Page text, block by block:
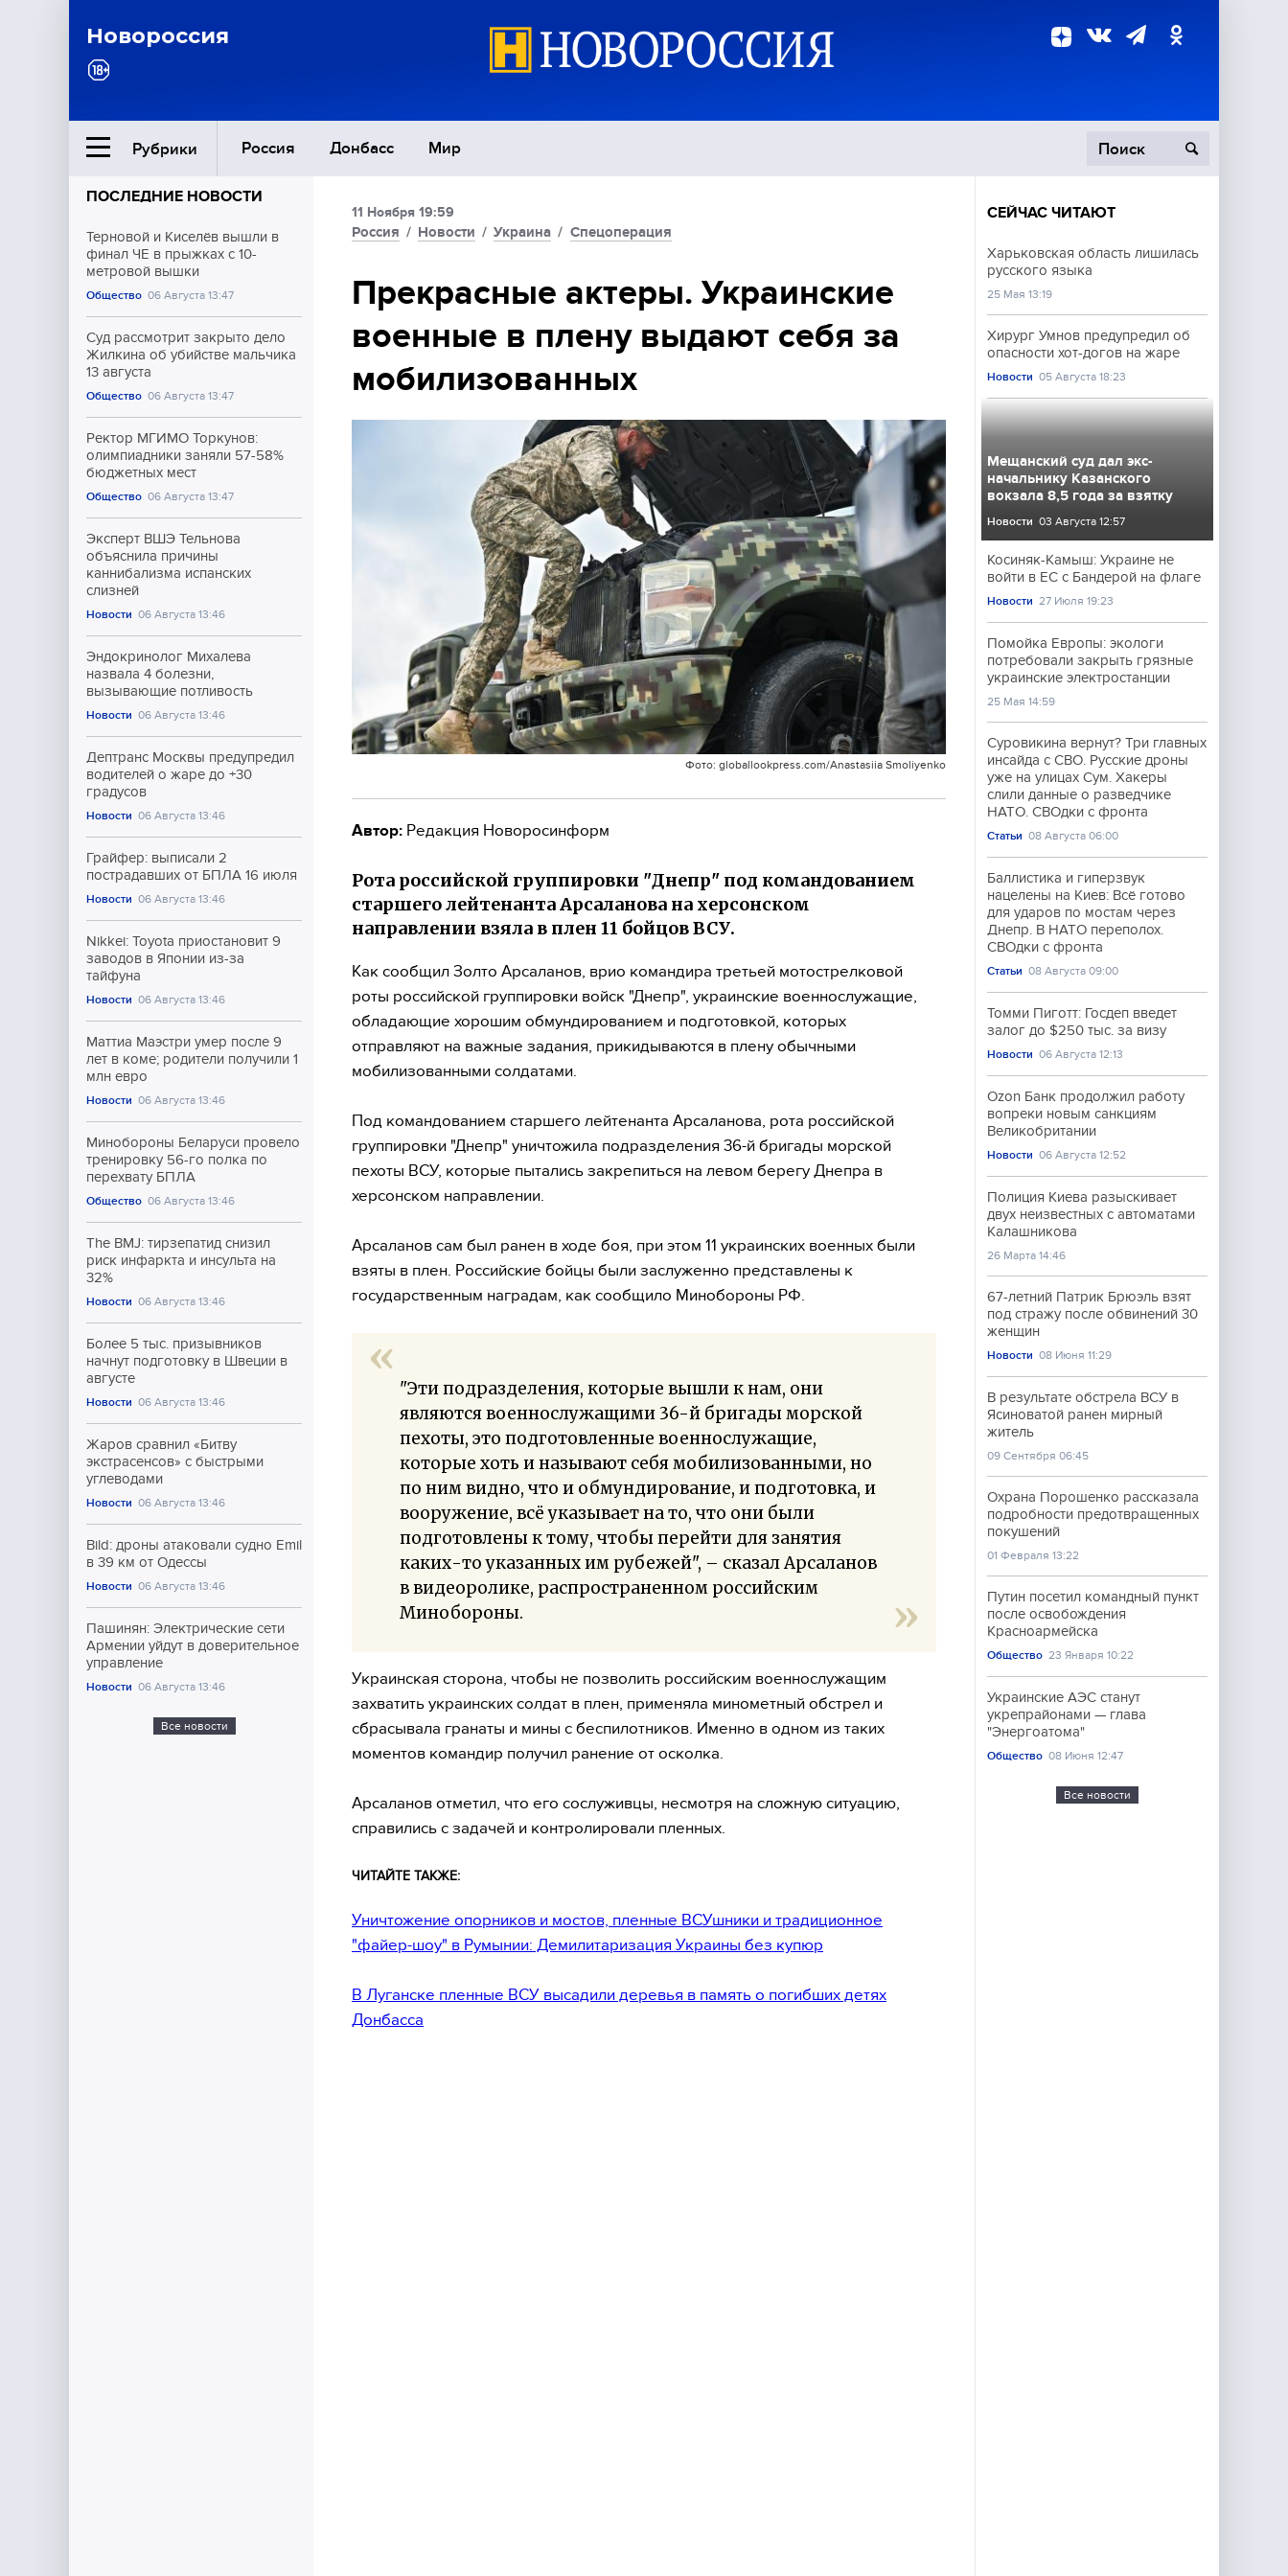
Новороссия
Рубрики Россия Донбасс Мир
Ближний Восток Политика
Общество
Экономика
Происшествия
Культура
Спорт
ПОСЛЕДНИЕ НОВОСТИ
Терновой и Киселёв вышли в
финал ЧЕ в прыжках с 10-
метровой вышки
Общество 06 Августа 13:47
Суд рассмотрит закрыто дело
Жилкина об убийстве мальчика
13 августа
Общество 06 Августа 13:47
Ректор МГИМО Торкунов:
олимпиадники заняли 57-58%
бюджетных мест
Общество 06 Августа 13:47
Эксперт ВШЭ Тельнова
объяснила причины
каннибализма испанских
слизней
Новости 06 Августа 13:46
Эндокринолог Михалева
назвала 4 болезни,
вызывающие потливость
Новости 06 Августа 13:46
Дептранс Москвы предупредил
водителей о жаре до +30
градусов
Новости 06 Августа 13:46
Грайфер: выписали 2
пострадавших от БПЛА 16 июля
Новости 06 Августа 13:46
Nikkei: Toyota приостановит 9
заводов в Японии из-за
тайфуна
Новости 06 Августа 13:46
Маттиа Маэстри умер после 9
лет в коме; родители получили 1
млн евро
Новости 06 Августа 13:46
Минобороны Беларуси провело
тренировку 56-го полка по
перехвату БПЛА
Общество 06 Августа 13:46
The BMJ: тирзепатид снизил
риск инфаркта и инсульта на
32%
Новости 06 Августа 13:46
Более 5 тыс. призывников
начнут подготовку в Швеции в
августе
Новости 06 Августа 13:46
Жаров сравнил «Битву
экстрасенсов» с быстрыми
углеводами
Новости 06 Августа 13:46
Bild: дроны атаковали судно Emil
в 39 км от Одессы
Новости 06 Августа 13:46
Пашинян: Электрические сети
Армении уйдут в доверительное
управление
Новости 06 Августа 13:46
Все новости
11 Ноября 19:59
Россия / Новости / Украина / Спецоперация
Прекрасные актеры. Украинские
военные в плену выдают себя за
мобилизованных
Фото: globallookpress.com/Anastasiia Smoliyenko
Автор: Редакция Новоросинформ
Рота российской группировки "Днепр" под командованием
старшего лейтенанта Арсаланова на херсонском
направлении взяла в плен 11 бойцов ВСУ.
Как сообщил Золто Арсаланов, врио командира третьей мотострелковой
роты российской группировки войск "Днепр", украинские военнослужащие,
обладающие хорошим обмундированием и подготовкой, которых
отправляют на важные задания, прикидываются в плену обычными
мобилизованными солдатами.
Под командованием старшего лейтенанта Арсаланова, рота российской
группировки "Днепр" уничтожила подразделения 36-й бригады морской
пехоты ВСУ, которые пытались закрепиться на левом берегу Днепра в
херсонском направлении.
Арсаланов сам был ранен в ходе боя, при этом 11 украинских военных были
взяты в плен. Российские бойцы были заслуженно представлены к
государственным наградам, как сообщило Минобороны РФ.
"Эти подразделения, которые вышли к нам, они
являются военнослужащими 36-й бригады морской
пехоты, это подготовленные военнослужащие,
которые хоть и называют себя мобилизованными, но
по ним видно, что и обмундирование, и подготовка, и
вооружение, всё указывает на то, что они были
подготовлены к тому, чтобы перейти для занятия
каких-то указанных им рубежей", – сказал Арсаланов
в видеоролике, распространенном российским
Минобороны.
Украинская сторона, чтобы не позволить российским военнослужащим
захватить украинских солдат в плен, применяла минометный обстрел и
сбрасывала гранаты и мины с беспилотников. Именно в одном из таких
моментов командир получил ранение от осколка.
Арсаланов отметил, что его сослуживцы, несмотря на сложную ситуацию,
справились с задачей и контролировали пленных.
ЧИТАЙТЕ ТАКЖЕ:
Уничтожение опорников и мостов, пленные ВСУшники и традиционное
"файер-шоу" в Румынии: Демилитаризация Украины без купюр
В Луганске пленные ВСУ высадили деревья в память о погибших детях
Донбасса
СЕЙЧАС ЧИТАЮТ
Харьковская область лишилась
русского языка
25 Мая 13:19
Хирург Умнов предупредил об
опасности хот-догов на жаре
Новости 05 Августа 18:23
Мещанский суд дал экс-
начальнику Казанского
вокзала 8,5 года за взятку
Новости 03 Августа 12:57
Косиняк-Камыш: Украине не
войти в ЕС с Бандерой на флаге
Новости 27 Июля 19:23
Помойка Европы: экологи
потребовали закрыть грязные
украинские электростанции
25 Мая 14:59
Суровикина вернут? Три главных
инсайда с СВО. Русские дроны
уже на улицах Сум. Хакеры
слили данные о разведчике
НАТО. СВОдки с фронта
Статьи 08 Августа 06:00
Баллистика и гиперзвук
нацелены на Киев: Всё готово
для ударов по мостам через
Днепр. В НАТО переполох.
СВОдки с фронта
Статьи 08 Августа 09:00
Томми Пиготт: Госдеп введет
залог до $250 тыс. за визу
Новости 06 Августа 12:13
Ozon Банк продолжил работу
вопреки новым санкциям
Великобритании
Новости 06 Августа 12:52
Полиция Киева разыскивает
двух неизвестных с автоматами
Калашникова
26 Марта 14:46
67-летний Патрик Брюэль взят
под стражу после обвинений 30
женщин
Новости 08 Июня 11:29
В результате обстрела ВСУ в
Ясиноватой ранен мирный
житель
09 Сентября 06:45
Охрана Порошенко рассказала
подробности предотвращенных
покушений
01 Февраля 13:22
Путин посетил командный пункт
после освобождения
Красноармейска
Общество 23 Января 10:22
Украинские АЭС станут
укрепрайонами — глава
"Энергоатома"
Общество 08 Июня 12:47
Все новости